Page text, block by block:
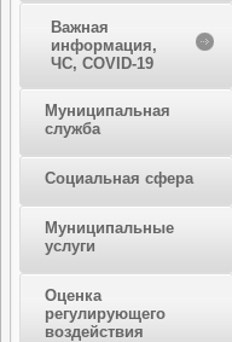
Важная
информация,
ЧС, COVID-19
Муниципальная
служба
Социальная сфера
Муниципальные
услуги
Оценка
регулирующего
воздействия